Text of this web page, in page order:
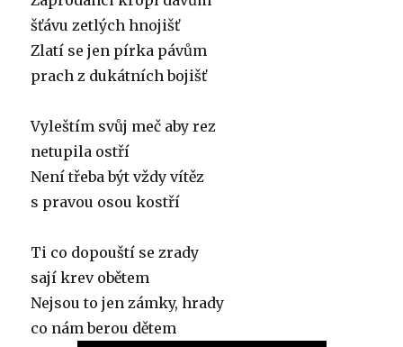
šťávu zetlých hnojišť
Zlatí se jen pírka pávům
prach z dukátních bojišť
Vyleštím svůj meč aby rez
netupila ostří
Není třeba být vždy vítěz
s pravou osou kostří
Ti co dopouští se zrady
sají krev obětem
Nejsou to jen zámky, hrady
co nám berou dětem